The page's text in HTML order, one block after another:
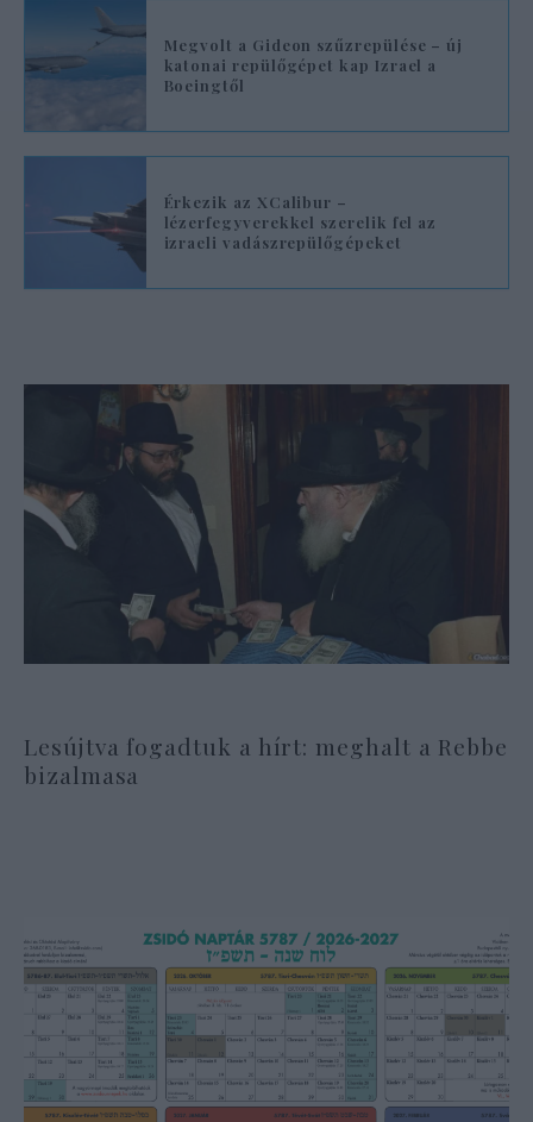
Megvolt a Gideon szűzrepülése – új
katonai repülőgépet kap Izrael a
Boeingtől
Érkezik az XCalibur –
lézerfegyverekkel szerelik fel az
izraeli vadászrepülőgépeket
Lesújtva fogadtuk a hírt: meghalt a Rebbe
bizalmasa